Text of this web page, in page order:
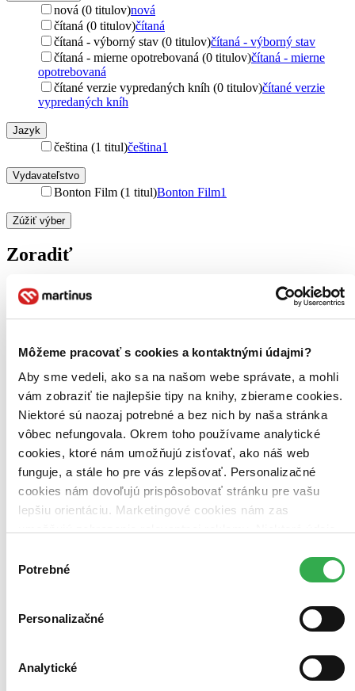
Môžeme pracovať s cookies a kontaktnými údajmi?
Aby sme vedeli, ako sa na našom webe správate, a mohli
vám zobraziť tie najlepšie tipy na knihy, zbierame cookies.
Niektoré sú naozaj potrebné a bez nich by naša stránka
vôbec nefungovala. Okrem toho používame analytické
cookies, ktoré nám umožňujú zisťovať, ako náš web
funguje, a stále ho pre vás zlepšovať. Personalizačné
cookies nám dovoľujú prispôsobovať stránku pre vašu
lepšiu orientáciu. Marketingové cookies nám zas
keby sme mohli používať všetky tieto cookies. Ďakujeme!
súhlasu
Potrebné
Personalizačné
Analytické
nová (0 titulov)nová
čítaná (0 titulov)čítaná
čítaná - výborný stav (0 titulov)čítaná - výborný stav
čítaná - mierne opotrebovaná (0 titulov)čítaná - mierne
opotrebovaná
čítané verzie vypredaných kníh (0 titulov)čítané verzie
vypredaných kníh
Jazyk
čeština (1 titul)čeština1
Vydavateľstvo
Bonton Film (1 titul)Bonton Film1
Zúžiť výber
Zoradiť
Novinky
Najdrahšie
Najvyššia zľava